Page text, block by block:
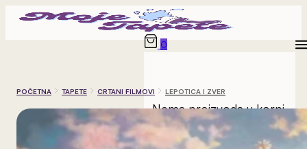
0
Nema proizvoda u korpi.
POČETNA TAPETE CRTANI FILMOVI LEPOTICA I ZVER